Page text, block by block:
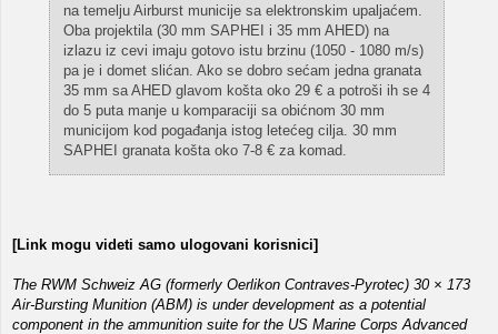
na temelju Airburst municije sa elektronskim upaljaćem.
Oba projektila (30 mm SAPHEI i 35 mm AHED) na
izlazu iz cevi imaju gotovo istu brzinu (1050 - 1080 m/s)
pa je i domet slićan. Ako se dobro sećam jedna granata
35 mm sa AHED glavom košta oko 29 € a potroši ih se 4
do 5 puta manje u komparaciji sa obićnom 30 mm
municijom kod pogađanja istog letećeg cilja. 30 mm
SAPHEI granata košta oko 7-8 € za komad.
[Link mogu videti samo ulogovani korisnici]
The RWM Schweiz AG (formerly Oerlikon Contraves-Pyrotec) 30 × 173
Air-Bursting Munition (ABM) is under development as a potential
component in the ammunition suite for the US Marine Corps Advanced